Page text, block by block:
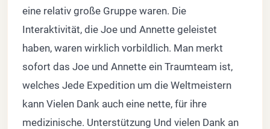
eine relativ große Gruppe waren. Die
Interaktivität, die Joe und Annette geleistet
haben, waren wirklich vorbildlich. Man merkt
sofort das Joe und Annette ein Traumteam ist,
welches Jede Expedition um die Weltmeistern
kann Vielen Dank auch eine nette, für ihre
medizinische. Unterstützung Und vielen Dank an